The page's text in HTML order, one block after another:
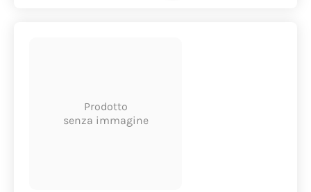
Prodotto
senza immagine